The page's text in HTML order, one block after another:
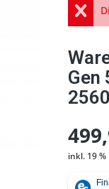
Gen
inkl. 19